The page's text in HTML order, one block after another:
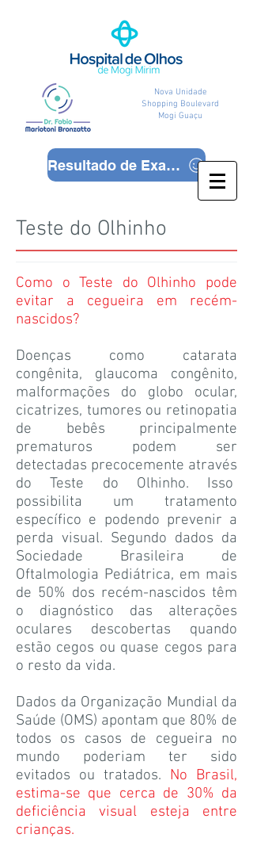
Nova Unidade
Shopping Boulevard
Mogi Guaçu
Resultado de Exames
Teste do Olhinho
Como o Teste do Olhinho pode
evitar a cegueira em recém-
nascidos?
Doenças como catarata
congênita, glaucoma congênito,
malformações do globo ocular,
cicatrizes, tumores ou retinopatia
de bebês principalmente
prematuros podem ser
detectadas precocemente através
do Teste do Olhinho. Isso
possibilita um tratamento
específico e podendo prevenir a
perda visual. Segundo dados da
Sociedade Brasileira de
Oftalmologia Pediátrica, em mais
de 50% dos recém-nascidos têm
o diagnóstico das alterações
oculares descobertas quando
estão cegos ou quase cegos para
o resto da vida.
Dados da Organização Mundial da
Saúde (OMS) apontam que 80% de
todos os casos de cegueira no
mundo poderiam ter sido
evitados ou tratados. No Brasil,
estima-se que cerca de 30% da
deficiência visual esteja entre
crianças.